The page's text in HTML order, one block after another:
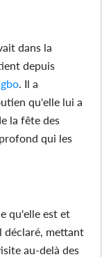
dans la
depuis
. Il a
qu'elle lui a
la fête des
qui les
qu'elle est et
déclaré, mettant
au-delà des